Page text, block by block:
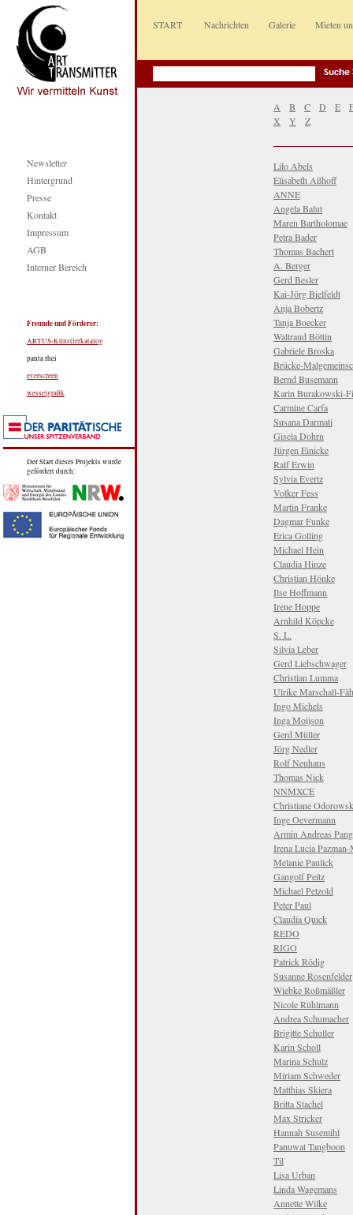
Newsletter
Hintergrund
Presse
Kontakt
Impressum
AGB
Interner Bereich
Freunde und Förderer:
ARTUS-Künstlerkatalog
panta rhei
everscreen
wesselgrafik
Der Start dieses Projekts wurde
gefördert durch:
START Nachrichten Galerie Mieten
A B C D E
X
Y Z
Lilo Abels
Elisabeth Aßhoff
ANNE
Angela Balut
Maren Bartholomae
Petra Bader
Thomas Bachert
A. Berger
Gerd Besler
Kai-Jörg Bielfeldt
Anja Bobertz
Tanja Boecker
Waltraud Böttin
Gabriele Broska
Brücke-
Bernd Busemann
Karin Burakowski-
Carmine Carfa
Susana Darmati
Gisela Dohrn
Jürgen Einicke
Ralf Erwin
Sylvia Evertz
Volker Fess
Martin Franke
Dagmar Funke
Erica Golling
Michael Hein
Claudia Hinze
Christian Hönke
Ilse Hoffmann
Irene Hoppe
Arnhild Köpcke
S. L.
Silvia Leber
Gerd Liebschwager
Christian Lumma
Ulrike Marschall-
Ingo Michels
Inga Moijson
Gerd Müller
Jörg Nedler
Rolf Neuhaus
Thomas Nick
NNMXCE
Christiane
Inge Oevermann
Armin Andreas
Irena Lucia
Melanie Paulick
Gangolf Peitz
Michael Petzold
Peter Paul
Claudia Quick
REDO
RIGO
Patrick Rödig
Susanne Rosenfelder
Wiebke Roßmäßler
Nicole Rühlmann
Andrea Schumacher
Brigitte Schuller
Karin Scholl
Marina Schulz
Miriam Schweder
Matthias Skiera
Britta Stachel
Max Stricker
Hannah Susemihl
Panuwat Tangboon
Til
Lisa Urban
Linda Wagemans
Annette Wilke